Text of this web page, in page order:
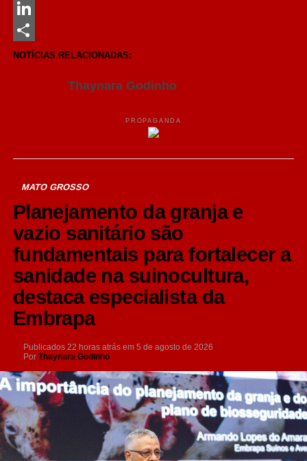
Messenger
LinkedIn
Share
NOTÍCIAS RELACIONADAS:
Thaynara Godinho
PROPAGANDA
MATO GROSSO
Planejamento da granja e
vazio sanitário são
fundamentais para fortalecer a
sanidade na suinocultura,
destaca especialista da
Embrapa
Publicados 22 horas atrás em 5 de agosto de 2026
Por Thaynara Godinho